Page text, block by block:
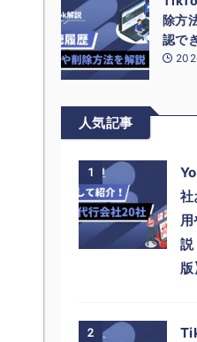
除方
認で
人気記事
1
社
版
2